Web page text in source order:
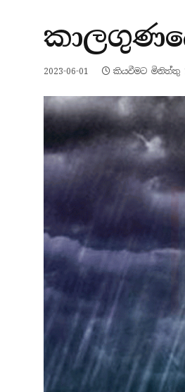
2023-06-01 කියවීමට මිනිත්තු